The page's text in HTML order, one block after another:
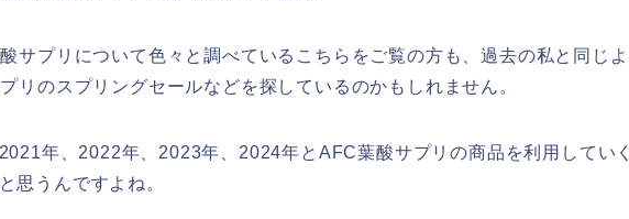
サプリについて色々と調べているこちらをご覧の方も、過去の私と同じよ
リのスプリングセールなどを探しているのかもしれません。
年、2022年、2023年、2024年とAFC葉酸サプリの商品を利用していく
思うんですよね。